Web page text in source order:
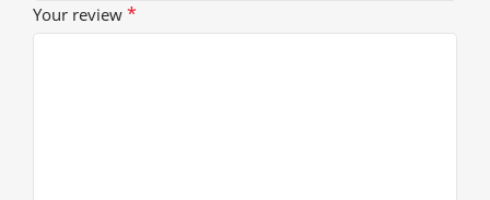
Your review *